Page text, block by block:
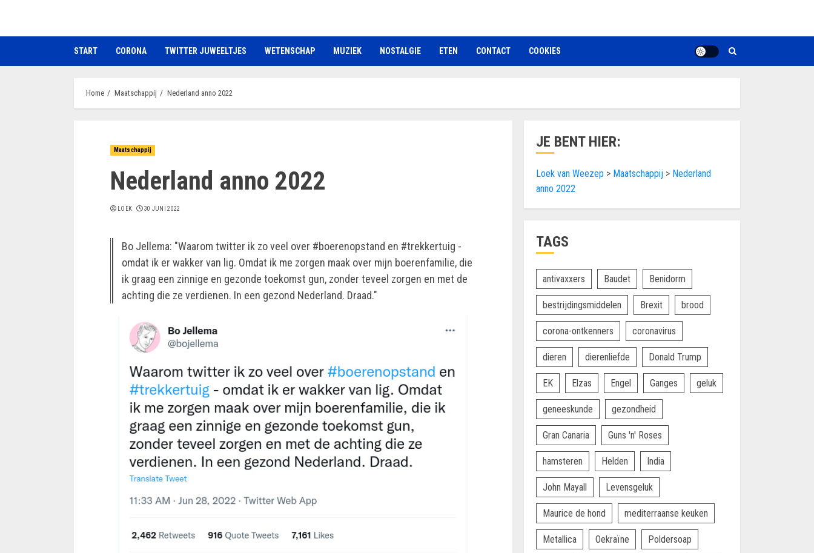
de
START CORONA TWITTER JUWEELTJES WETENSCHAP MUZIEK NOSTALGIE ETEN CONTACT COOKIES
Home Maatschappij Nederland anno 2022
Maatschappij
Nederland anno 2022
LOEK 30 JUNI 2022
Bo Jellema: "Waarom twitter ik zo veel over #boerenopstand en #trekkertuig -
omdat ik er wakker van lig. Omdat ik me zorgen maak over mijn boerenfamilie, die
ik graag een zinnige en gezonde toekomst gun, zonder teveel zorgen en met de
achting die ze verdienen. In een gezond Nederland. Draad."
JE BENT HIER:
Loek van Weezep > Maatschappij > Nederland
anno 2022
TAGS
antivaxxers Baudet Benidorm
bestrijdingsmiddelen Brexit brood
corona-ontkenners coronavirus
dieren dierenliefde Donald Trump
EK Elzas Engel Ganges geluk
geneeskunde gezondheid
Gran Canaria Guns 'n' Roses
hamsteren Helden India
John Mayall Levensgeluk
Maurice de hond mediterraanse keuken
Metallica Oekraïne Poldersoap